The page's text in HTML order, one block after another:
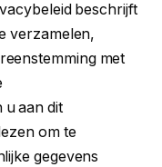
beschrijft
verzamelen,
met
u aan dit
om te
gegevens